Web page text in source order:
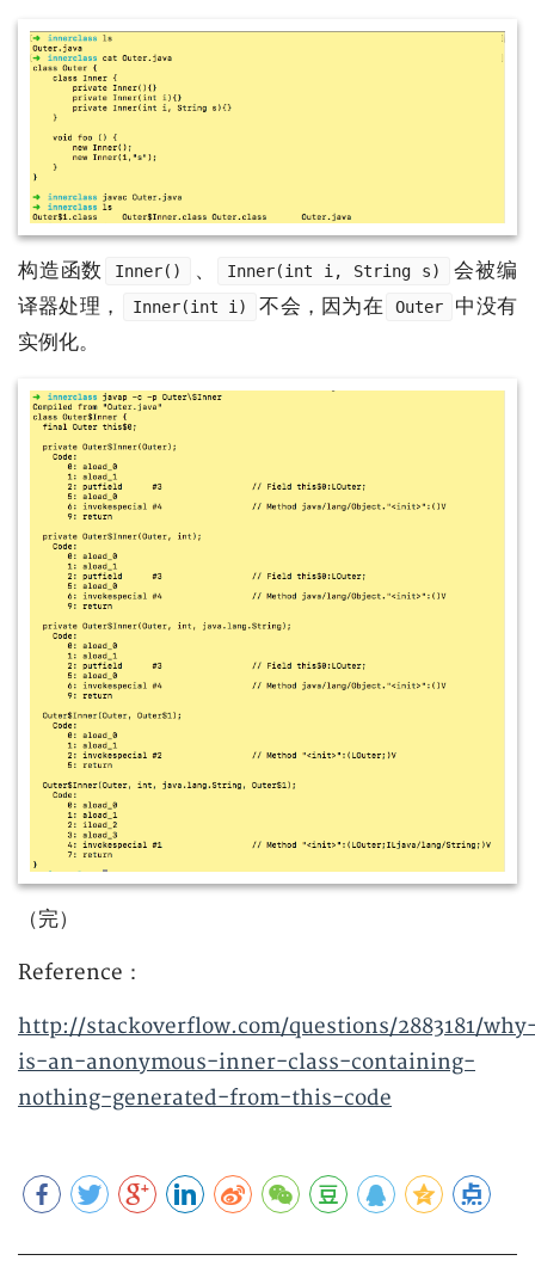
构造函数 Inner() 、 Inner(int i, String s)
会被编
译器处理，
Inner(int i) 不会，因为在 Outer
中没有
实例化。
（完）
Reference：
http://stackoverflow.com/questions/2883181/
is-an-anonymous-inner-class-containing-
nothing-generated-from-this-code